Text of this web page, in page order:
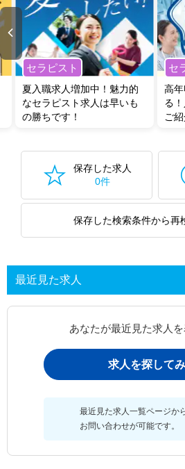
セラピスト
夏入職求人増加中！魅力的
なセラピスト求人は早いも
の勝ちです！
セ
高
る
ご
保存した求人
0件
保存した検索条件から再
最近見た求人
あなたが最近見た求人
求人を探して
最近見た求人一覧ページから
お問い合わせが可能です。